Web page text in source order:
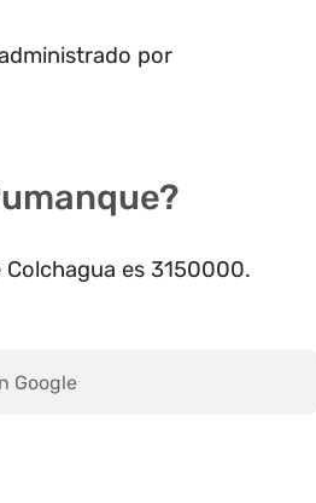
por
es 3150000.
Google